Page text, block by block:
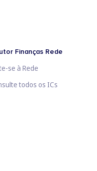
Finanças Rede
se à Rede
todos os ICs